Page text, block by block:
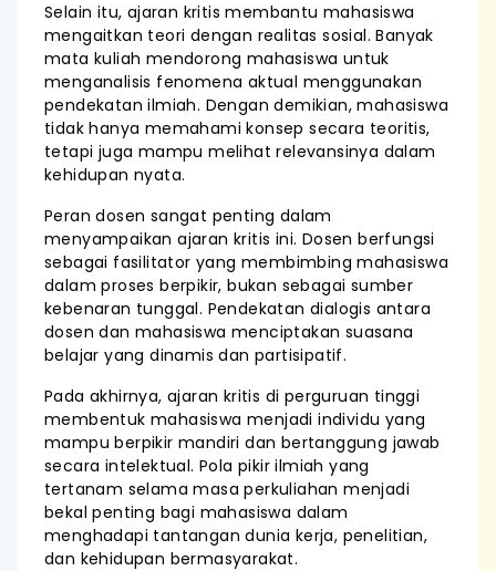
Selain itu, ajaran kritis membantu mahasiswa
mengaitkan teori dengan realitas sosial. Banyak
mata kuliah mendorong mahasiswa untuk
menganalisis fenomena aktual menggunakan
pendekatan ilmiah. Dengan demikian, mahasiswa
tidak hanya memahami konsep secara teoritis,
tetapi juga mampu melihat relevansinya dalam
kehidupan nyata.
Peran dosen sangat penting dalam
menyampaikan ajaran kritis ini. Dosen berfungsi
sebagai fasilitator yang membimbing mahasiswa
dalam proses berpikir, bukan sebagai sumber
kebenaran tunggal. Pendekatan dialogis antara
dosen dan mahasiswa menciptakan suasana
belajar yang dinamis dan partisipatif.
Pada akhirnya, ajaran kritis di perguruan tinggi
membentuk mahasiswa menjadi individu yang
mampu berpikir mandiri dan bertanggung jawab
secara intelektual. Pola pikir ilmiah yang
tertanam selama masa perkuliahan menjadi
bekal penting bagi mahasiswa dalam
menghadapi tantangan dunia kerja, penelitian,
dan kehidupan bermasyarakat.